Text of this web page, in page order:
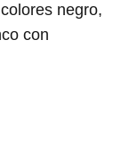
negro,
con